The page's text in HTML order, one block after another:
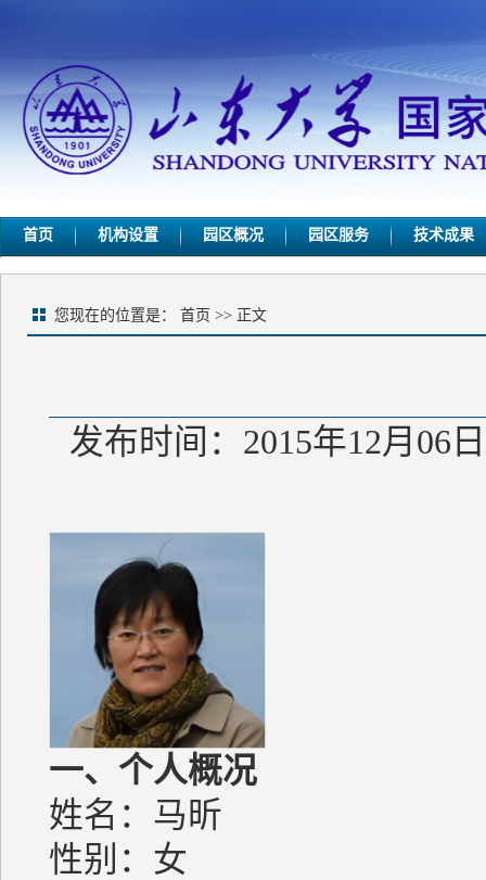
首页 机构设置 园区概况 园区服务 技术成果
您现在的位置是： 首页 >> 正文
发布时间：2015年12月
一、 个人概况
姓名：马昕
性别：女